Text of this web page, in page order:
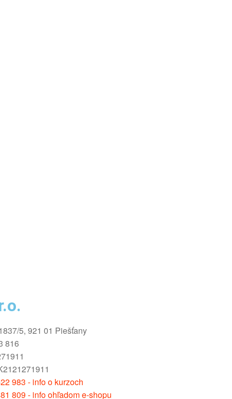
5, 921 01 Piešťany
816
983 - info o kurzoch
809 - info ohľadom e-shopu